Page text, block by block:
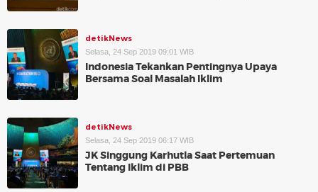
detikNews
Selasa, 24 Sep 2019 09:01 WIB
Indonesia Tekankan Pentingnya Upaya
Bersama Soal Masalah Iklim
detikNews
Selasa, 24 Sep 2019 06:17 WIB
JK Singgung Karhutla Saat Pertemuan
Tentang Iklim di PBB